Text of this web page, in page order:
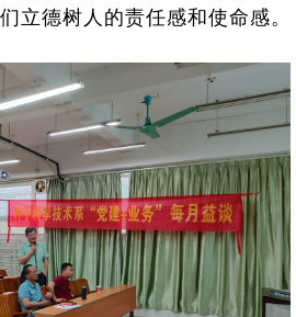
立德树人的责任感和使命感。